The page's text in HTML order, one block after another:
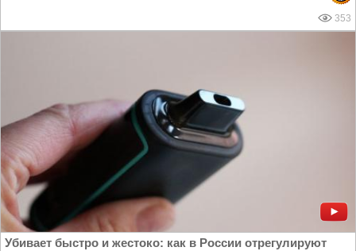
353
Убивает быстро и жестоко: как в России отрегулируют